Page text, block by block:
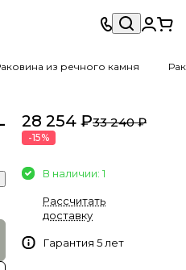
из речного камня
28 254 ₽33 240 ₽
-15%
В наличии: 1
Рассчитать
доставку
Гарантия 5 лет